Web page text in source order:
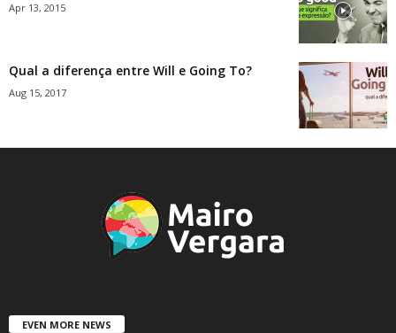
Apr 13, 2015
Qual a diferença entre Will e Going To?
Aug 15, 2017
EVEN MORE NEWS